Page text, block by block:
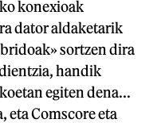
konexioak
dator aldaketarik
sortzen dira
handik
egiten dena...
eta Comscore eta